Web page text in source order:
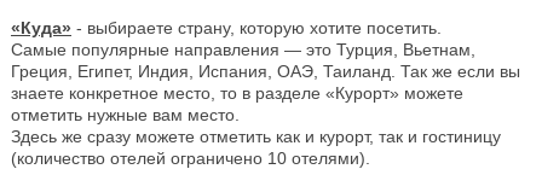
«Куда» - выбираете страну, которую хотите посетить.
Самые популярные направления — это Турция, Вьетнам,
Греция, Египет, Индия, Испания, ОАЭ, Таиланд. Так же если вы
знаете конкретное место, то в разделе «Курорт» можете
отметить нужные вам место.
Здесь же сразу можете отметить как и курорт, так и гостиницу
(количество отелей ограничено 10 отелями).